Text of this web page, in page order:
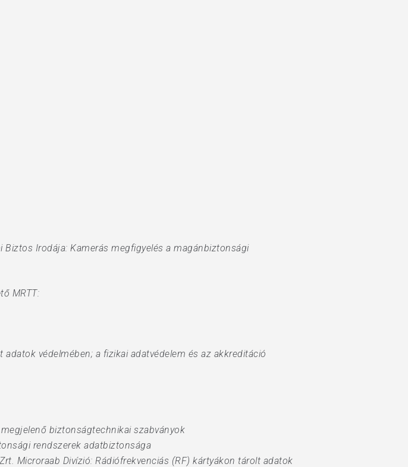
Irodája: Kamerás megfigyelés a magánbiztonsági
MRTT:
védelmében; a fizikai adatvédelem és az akkreditáció
biztonságtechnikai szabványok
rendszerek adatbiztonsága
Microraab Divízió: Rádiófrekvenciás (RF) kártyákon tárolt adatok